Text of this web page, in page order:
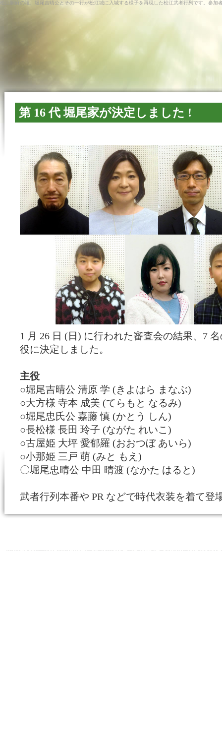
松江開府の祖、堀尾吉晴公とその一行が松江城に入城する様子を再現した松江武者行列です。参
第 16 代 堀尾家が決定しました !
1 月 26 日 (日) に行われた審査会の結果、7
役に決定しました。
主役
○堀尾吉晴公 清原 学 (きよはら まなぶ)
○大方様 寺本 成美 (てらもと なるみ)
○堀尾忠氏公 嘉藤 慎 (かとう しん)
○長松様 長田 玲子 (ながた れいこ)
○古屋姫 大坪 愛郁羅 (おおつぼ あいら)
○小那姫 三戸 萌 (みと もえ)
〇堀尾忠晴公 中田 晴渡 (なかた はると)
武者行列本番や PR などで時代衣装を着て登